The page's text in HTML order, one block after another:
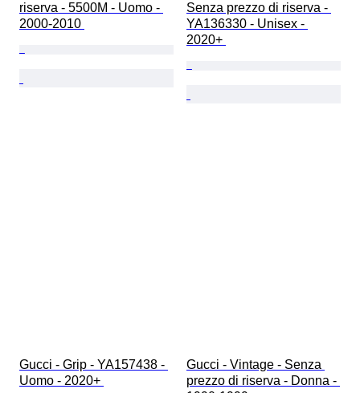
riserva - 5500M - Uomo -
2000-2010
Senza prezzo di riserva -
YA136330 - Unisex -
2020+
Gucci - Grip - YA157438 -
Uomo - 2020+
Gucci - Vintage - Senza
prezzo di riserva - Donna -